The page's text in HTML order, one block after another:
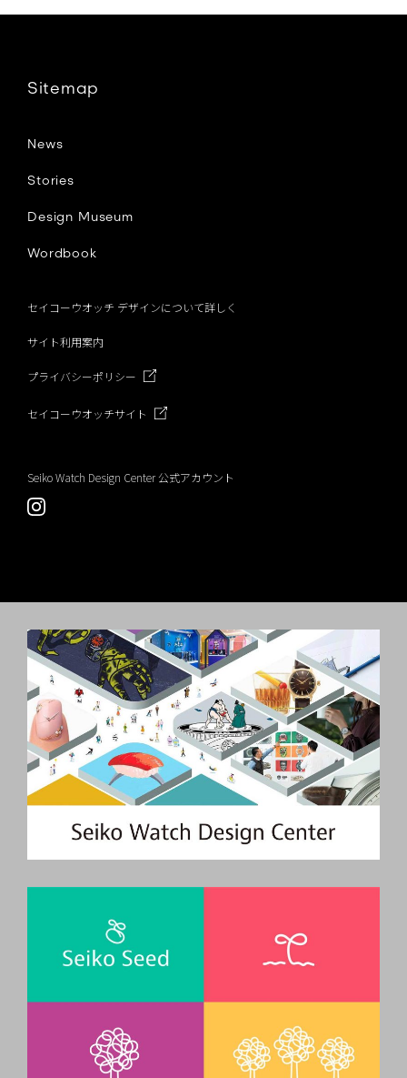
Sitemap
News
Stories
Design Museum
Wordbook
セイコーウオッチ デザインについて詳しく
サイト利用案内
プライバシーポリシー
セイコーウオッチサイト
Seiko Watch Design Center 公式アカウント